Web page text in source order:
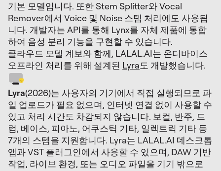
기본 모델입니다. 또한 Stem Splitter와 Vocal
Remover에서 Voice 및 Noise 스템 처리에도 사용됩
니다. 개발자는 API를 통해 Lynx를 자체 제품에 통합
하여 음성 분리 기능을 구현할 수 있습니다.
클라우드 모델 계보와 함께, LALAL.AI는 온디바이스
오프라인 처리를 위해 설계된 Lyra도 개발했습니다.
Lyra(2026)는 사용자의 기기에서 직접 실행되므로 파
일 업로드가 필요 없으며, 인터넷 연결 없이 사용할 수
있고 처리 시간도 차감되지 않습니다. 보컬, 반주, 드
럼, 베이스, 피아노, 어쿠스틱 기타, 일렉트릭 기타 등
7개의 스템을 지원합니다. Lyra는 LALAL.AI 데스크톱
앱과 VST 플러그인에서 사용할 수 있으며, DAW 기반
작업, 라이브 환경, 또는 오디오 파일을 기기 밖으로